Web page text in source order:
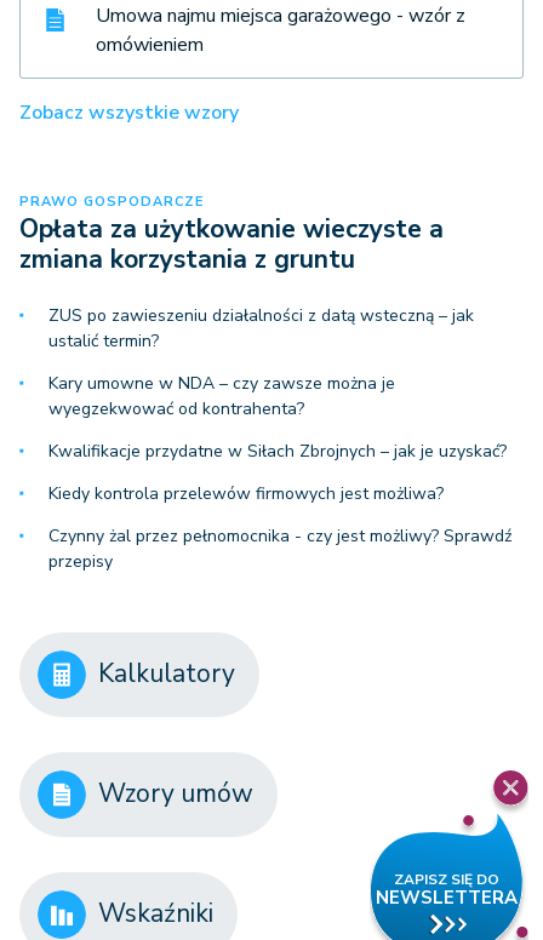
Umowa najmu miejsca garażowego - wzór z
omówieniem
Zobacz wszystkie wzory
PRAWO GOSPODARCZE
Opłata za użytkowanie wieczyste a
zmiana korzystania z gruntu
ZUS po zawieszeniu działalności z datą wsteczną – jak
ustalić termin?
Kary umowne w NDA – czy zawsze można je
wyegzekwować od kontrahenta?
Kwalifikacje przydatne w Siłach Zbrojnych – jak je uzyskać?
Kiedy kontrola przelewów firmowych jest możliwa?
Czynny żal przez pełnomocnika - czy jest możliwy? Sprawdź
przepisy
Kalkulatory
Wzory umów
Wskaźniki